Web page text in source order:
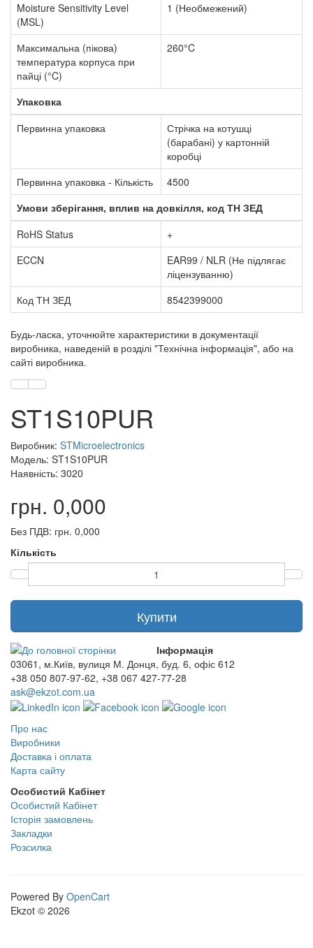
Moisture Sensitivity Level
(MSL)
1 (Необмежений)
Максимальна (пікова)
температура корпуса при
пайці (°C)
260°C
Упаковка
Первинна упаковка
Стрічка на котушці
(барабані) у картонній
коробці
Первинна упаковка - Кількість
4500
Умови зберігання, вплив на довкілля, код ТН ЗЕД
RoHS Status
+
ECCN
EAR99 / NLR (Не підлягає
ліцензуванню)
Код ТН ЗЕД
8542399000
Будь-ласка, уточнюйте характеристики в документації
виробника, наведеній в розділі "Технічна інформація", або на
сайті виробника.
ST1S10PUR
Виробник: STMicroelectronics
Модель: ST1S10PUR
Наявність: 3020
грн. 0,000
Без ПДВ: грн. 0,000
Кількість
Купити
03061, м.Київ, вулиця М. Донця, буд. 6, офіс 612
+38 050 807-97-62, +38 067 427-77-28
ask@ekzot.com.ua
Інформація
Про нас
Виробники
Доставка і оплата
Карта сайту
Особистий Кабінет
Особистий Кабінет
Історія замовлень
Закладки
Розсилка
Powered By OpenCart
Ekzot © 2026